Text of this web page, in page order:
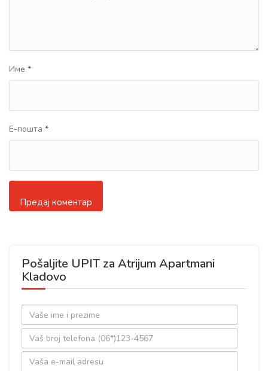
Име *
Е-пошта *
Pošaljite UPIT za Atrijum Apartmani
Kladovo
Ime
i
prezime
Broj
telefona
Email